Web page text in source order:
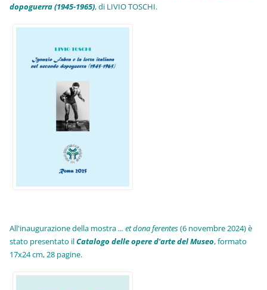
dopoguerra (1945-1965), di LIVIO TOSCHI.
All'inaugurazione della mostra... et dona ferentes(6 novembre 2024) è
stato presentato ilCatalogo delle opere d'arte del Museo, formato
17x24 cm, 28 pagine.